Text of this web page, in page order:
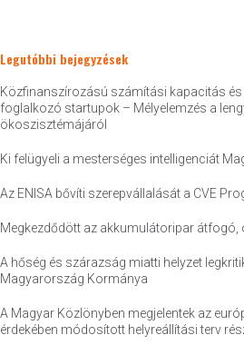
Legutóbbi bejegyzések
Közfinanszírozású számítási kapacitás és
foglalkozó startupok – Mélyelemzés a
ökoszisztémájáról
Ki felügyeli a mesterséges intelligenciát
Az ENISA bővíti szerepvállalását a CVE
Megkezdődött az akkumulátoripar átfogó,
A hőség és szárazság miatti helyzet
Magyarország Kormánya
A Magyar Közlönyben megjelentek az
érdekében módosított helyreállítási terv